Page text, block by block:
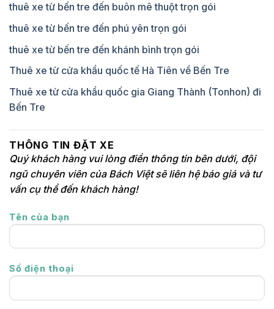
thuê xe từ bến tre đến buôn mê thuột trọn gói
thuê xe từ bến tre đến phú yên trọn gói
thuê xe từ bến tre đến khánh bình trọn gói
Thuê xe từ cửa khẩu quốc tế Hà Tiên về Bến Tre
Thuê xe từ cửa khẩu quốc gia Giang Thành (Tonhon) đi
Bến Tre
THÔNG TIN ĐẶT XE
Quý khách hàng vui lòng điền thông tin bên dưới, đội
ngũ chuyên viên của Bách Việt sẽ liên hệ báo giá và tư
vấn cụ thể đến khách hàng!
Tên của bạn
Số điện thoại